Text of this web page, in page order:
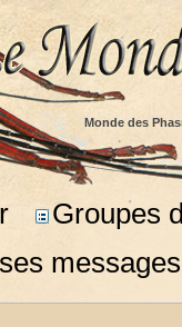
Monde des
Groupes